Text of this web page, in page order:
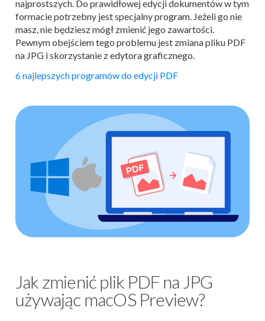
najprostszych. Do prawidłowej edycji dokumentów w tym
formacie potrzebny jest specjalny program. Jeżeli go nie
masz, nie będziesz mógł zmienić jego zawartości.
Pewnym obejściem tego problemu jest zmiana pliku PDF
na JPG i skorzystanie z edytora graficznego.
6 najlepszych programów do edycji PDF
Jak zmienić plik PDF na JPG
używając macOS Preview?